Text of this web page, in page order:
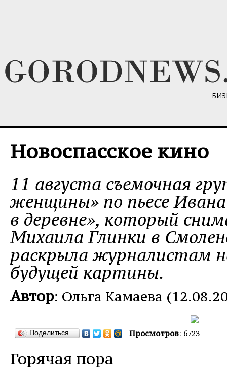
Новоспасское кино
11 августа съемочная
женщины» по пьесе
в деревне», который
Михаила Глинки в
раскрыла журналистам
будущей картины.
Автор: Ольга Камаева
Поделиться… Просмотров: 6723
Горячая пора